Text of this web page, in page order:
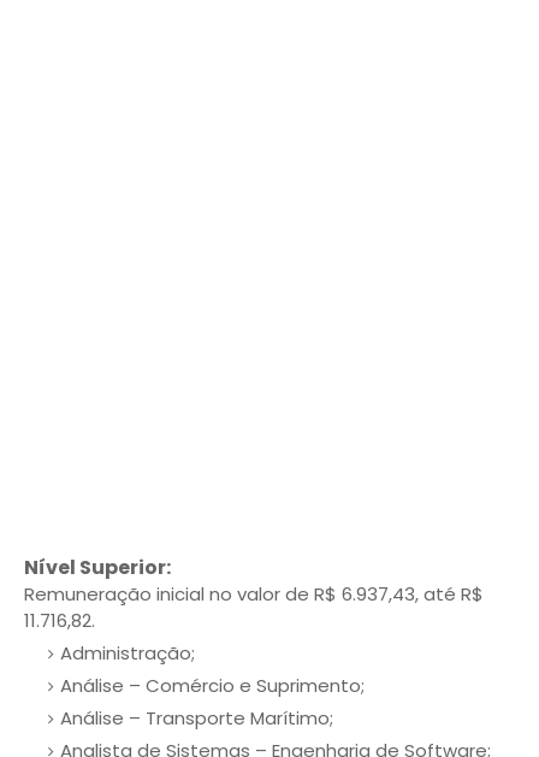
Nível Superior:
Remuneração inicial no valor de R$ 6.937,43, até R$
11.716,82.
Administração;
Análise – Comércio e Suprimento;
Análise – Transporte Marítimo;
Analista de Sistemas – Engenharia de Software;